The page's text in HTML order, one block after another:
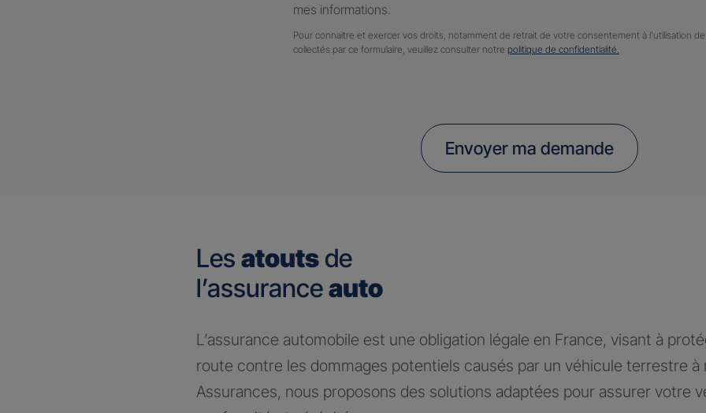
mes informations.
Pour connaitre et exercer vos droits, notamment de retrait de votre consentement à l'utilisation
collectés par ce formulaire, veuillez consulter notre politique de confidentialité.
Envoyer ma demande
Les atoutsde
l’assuranceauto
​L’assurance automobile est une obligation légale en France, visant à
route contre les dommages potentiels causés par un véhicule terrestre à
Assurances, nous proposons des solutions adaptées pour assurer votre